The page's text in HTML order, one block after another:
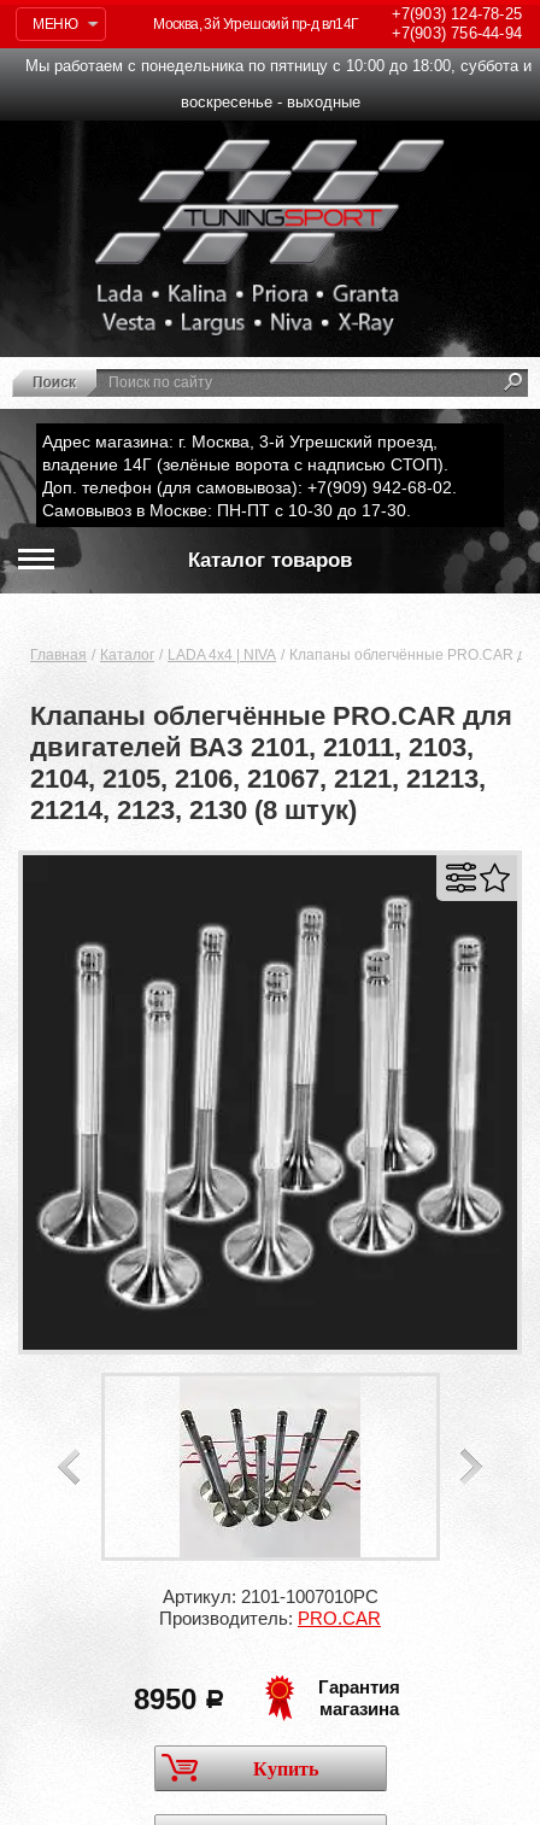
МЕНЮ
+7(903)124-78-25
+7(903)756-44-94
Москва, 3й Угрешский пр-д вл14Г
Мы работаем с понедельника по пятницу с 10:00 до 18:00, суббота и
воскресенье - выходные
Адрес магазина: г. Москва, 3-й Угрешский проезд,
владение 14Г (зелёные ворота с надписью СТОП).
Доп. телефон (для самовывоза): +7(909) 942-68-02.
Самовывоз в Москве: ПН-ПТ с 10-30 до 17-30.
Каталог товаров
Главная Каталог LADA 4x4 | NIVA Клапаны облегчённые PRO.CAR
Клапаны облегчённые PRO.CAR для
двигателей ВАЗ 2101, 21011, 2103,
2104, 2105, 2106, 21067, 2121, 21213,
21214, 2123, 2130 (8 штук)
Артикул: 2101-1007010PC
Производитель: PRO.CAR
8950 a
Гарантия
магазина
Купить